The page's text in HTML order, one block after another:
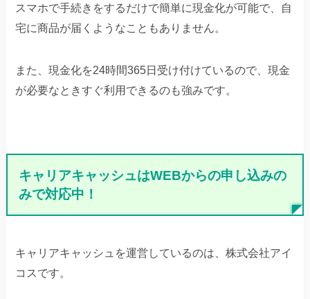
スマホで手続きをするだけで簡単に現金化が可能で、自
宅に商品が届くようなこともありません。
また、現金化を24時間365日受け付けているので、現金
が必要なときすぐ利用できるのも強みです。
キャリアキャッシュはWEBからの申し込みの
みで対応中！
キャリアキャッシュを運営しているのは、株式会社アイ
コスです。